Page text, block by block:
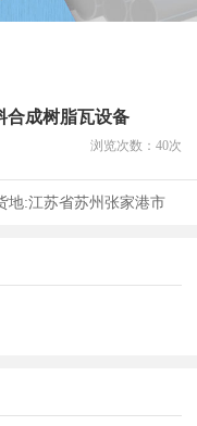
合成树脂瓦设备
浏览次数： 40次
地:江苏省苏州张家港市